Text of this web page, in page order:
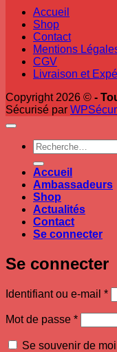
Accueil
Shop
Contact
Mentions
CGV
Livraison et
Copyright 2026 © -
Sécurisé par
Recherche
pour :
Accueil
Ambassadeurs
Shop
Actualités
Contact
Se connecter
Se connecter
Identifiant ou e-mail *
Mot de passe *
Se souvenir de moi